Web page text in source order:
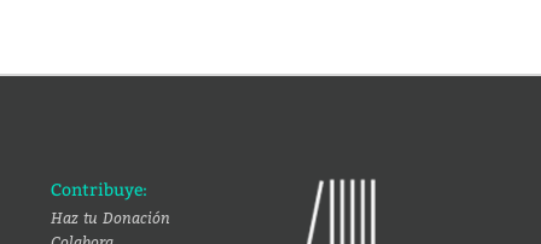
Contribuye:
Haz tu Donación